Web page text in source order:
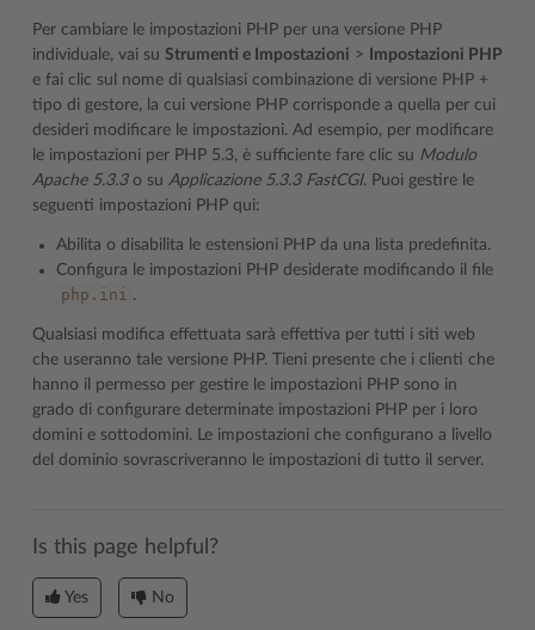
Per cambiare le impostazioni PHP per una versione PHP
individuale, vai su Strumenti e Impostazioni >
Impostazioni PHP
e fai clic sul nome di qualsiasi combinazione di versione PHP +
tipo di gestore, la cui versione PHP corrisponde a quella per cui
desideri modificare le impostazioni. Ad esempio, per modificare
le impostazioni per PHP 5.3, è sufficiente fare clic su Modulo
Apache 5.3.3o su Applicazione 5.3.3 FastCGI. Puoi gestire le
seguenti impostazioni PHP qui:
Abilita o disabilita le estensioni PHP da una lista predefinita.
Configura le impostazioni PHP desiderate modificando il file
php.ini .
Qualsiasi modifica effettuata sarà effettiva per tutti i siti web
che useranno tale versione PHP. Tieni presente che i clienti che
hanno il permesso per gestire le impostazioni PHP sono in
grado di configurare determinate impostazioni PHP per i loro
domini e sottodomini. Le impostazioni che configurano a livello
del dominio sovrascriveranno le impostazioni di tutto il server.
Is this page helpful?
Yes No